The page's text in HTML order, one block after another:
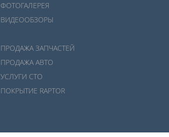
ФОТОГАЛЕРЕЯ
ВИДЕООБЗОРЫ
ПРОДАЖА ЗАПЧАСТЕЙ
ПРОДАЖА АВТО
УСЛУГИ СТО
ПОКРЫТИЕ RAPTOR